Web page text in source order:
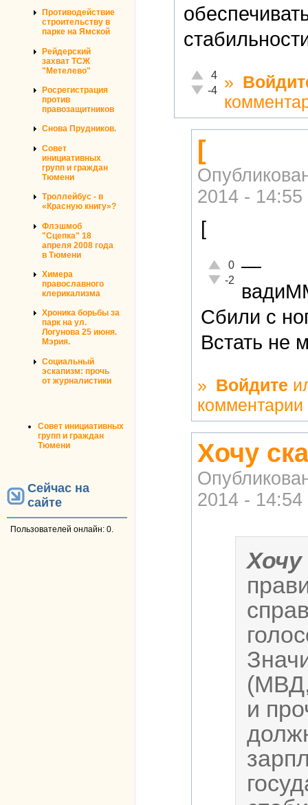
Противодействие
строительству в
парке на Ямской
Рейдерский
захват ТСЖ
"Метелево"
Росрегистрация
против
правозащитников
Снова Прудников.
Совет
инициативных
групп и граждан
Тюмени
Троллейбус - в
«Красную книгу»?
Флэшмоб
"Сцепка" 18
апреля 2008 года
в Тюмени
Химера
православного
клерикализма
Хроника борьбы за
парк на ул.
Логунова 25 июня.
Мэрия.
Социальный
эскапизм: прочь
от журналистики
Совет инициативных
групп и граждан
Тюмени
Сейчас на
сайте
Пользователей онлайн: 0.
Отлично!
4
Неадекватно!
-4 »
[
2014 - 14:55
[
Отлично!
0
Неадекватно!
-2
—
Сбили с
Встать не
» Войдите
комментарии
Хочу
2014 - 14:54
Хочу
и